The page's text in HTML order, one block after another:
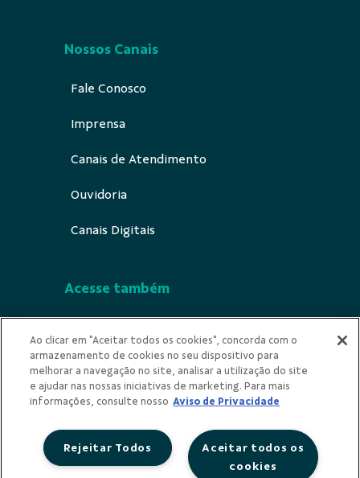
Nossos Canais
Fale Conosco
Imprensa
Canais de Atendimento
Ouvidoria
Canais Digitais
Acesse também
Indícios de Ilicitude
Privacidade
Ao clicar em "Aceitar todos os cookies", concorda com o
armazenamento de cookies no seu dispositivo para
melhorar a navegação no site, analisar a utilização do site
e ajudar nas nossas iniciativas de marketing. Para mais
informações, consulte nosso Aviso de Privacidade
Aceitar todos os
cookies
Rejeitar Todos